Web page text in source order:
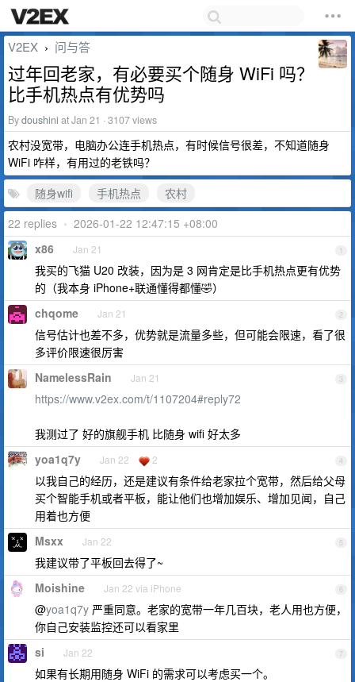
V2EX › 问与答
过年回老家，有必要买个随身 WiFi 吗？
比手机热点有优势吗
Bydoushini at Jan 21 · 3107 views
农村没宽带，电脑办公连手机热点，有时候信号很差，不知道随身
WiFi 咋样，有用过的老铁吗？
随身wifi
手机热点
农村
22 replies • 2026-01-22 12:47:15 +08:00
1
x86 Jan 21
我买的飞猫 U20 改装，因为是 3 网肯定是比手机热点更有优势
的（我本身 iPhone+联通懂得都懂🤣）
2
chqome Jan 21
信号估计也差不多，优势就是流量多些，但可能会限速，看了很
多评价限速很厉害
3
NamelessRain Jan 21
https://www.v2ex.com/t/1107204#reply72
我测过了 好的旗舰手机 比随身 wifi 好太多
4
yoa1q7y Jan 22 2
以我自己的经历，还是建议有条件给老家拉个宽带，然后给父母
买个智能手机或者平板，能让他们也增加娱乐、增加见闻，自己
用着也方便
5
Msxx Jan 22
我建议带了平板回去得了~
6
Moishine Jan 22 via iPhone
@yoa1q7y 严重同意。老家的宽带一年几百块，老人用也方便，
你自己安装监控还可以看家里
7
si Jan 22
如果有长期用随身 WiFi 的需求可以考虑买一个。